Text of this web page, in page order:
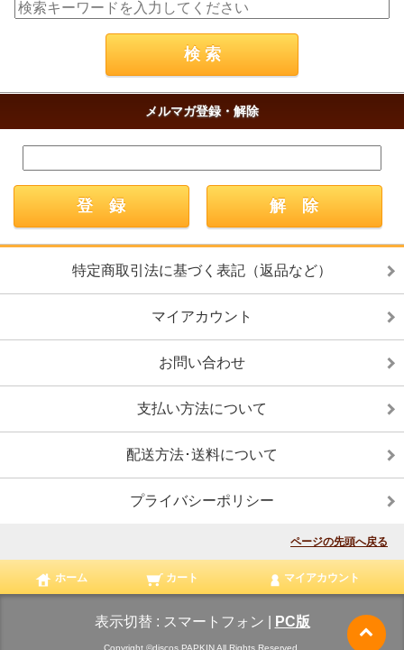
メルマガ登録・解除
特定商取引法に基づく表記（返品など）
マイアカウント
お問い合わせ
支払い方法について
配送方法･送料について
プライバシーポリシー
ページの先頭へ戻る
ホーム カート マイアカウント
表示切替 : スマートフォン PC版
Copyright ©discos PAPKIN All Rights Reserved.